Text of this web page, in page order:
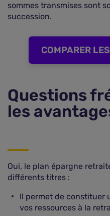
sommes transmises sont
succession.
COMPARER
Questions
les
Oui, le plan épargne
différents titres :
Il permet de constituer
vos ressources à la